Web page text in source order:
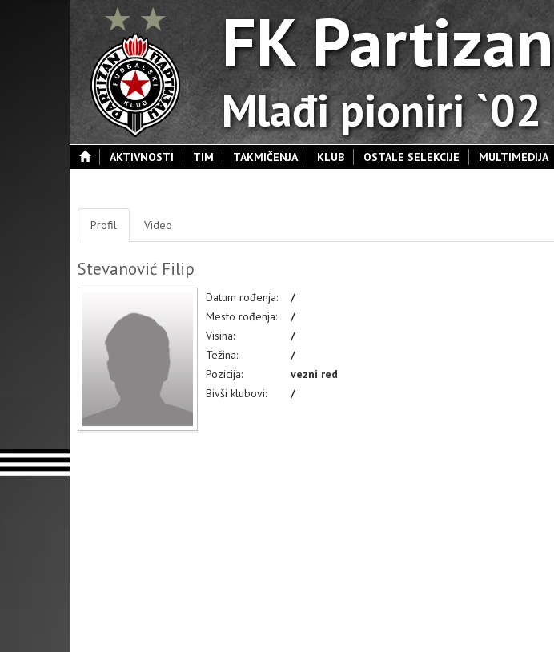
FK Partizan
Mlađi pioniri `02
AKTIVNOSTI TIM TAKMIČENJA KLUB OSTALE SELEKCIJE MULTIMEDIJA
Profil Video
Stevanović Filip
Datum rođenja:
/
Mesto rođenja:
/
Visina:
/
Težina:
/
Pozicija:
vezni red
Bivši klubovi:
/